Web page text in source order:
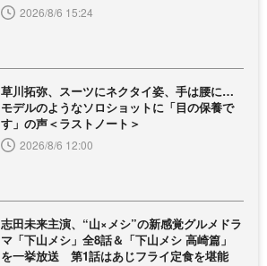
2026/8/6 15:24
草川拓弥、スーツにネクタイ姿、手は腰に…
モデルのようなソロショットに「目の保養で
す」の声＜ラストノート＞
2026/8/6 12:00
志田未来主演、“山×メシ”の新感覚グルメドラ
マ「下山メシ」全8話＆「下山メシ 高崎篇」
を一挙放送 第1話はあじフライ定食を堪能